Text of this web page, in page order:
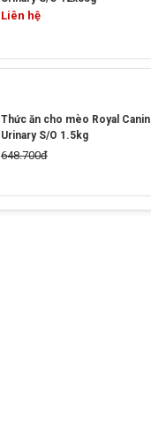
Liên hệ
Thức ăn cho mèo Royal Canin
Urinary S/O 1.5kg
648.700đ